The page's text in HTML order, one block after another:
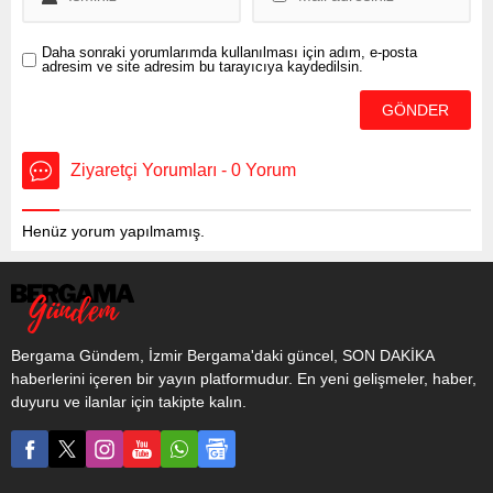
Daha sonraki yorumlarımda kullanılması için adım, e-posta
adresim ve site adresim bu tarayıcıya kaydedilsin.
Ziyaretçi Yorumları - 0 Yorum
Henüz yorum yapılmamış.
Bergama Gündem, İzmir Bergama'daki güncel, SON DAKİKA
haberlerini içeren bir yayın platformudur. En yeni gelişmeler, haber,
duyuru ve ilanlar için takipte kalın.